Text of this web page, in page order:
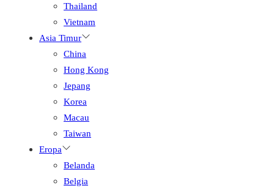
Thailand
Vietnam
Asia Timur
China
Hong Kong
Jepang
Korea
Macau
Taiwan
Eropa
Belanda
Belgia